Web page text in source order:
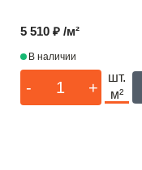
5 510 ₽ /м²
В наличии
- +
шт.
м²